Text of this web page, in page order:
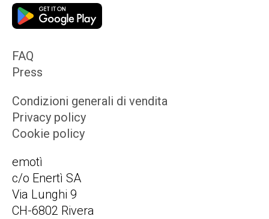
FAQ
Press
Condizioni generali di vendita
Privacy policy
Cookie policy
emotì
c/o Enertì SA
Via Lunghi 9
CH-6802 Rivera